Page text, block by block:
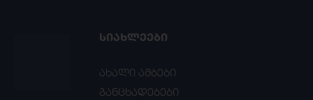
ᲡᲘᲐᲮᲚᲔᲔᲑᲘ
ახალი ამბები
განცხადებები